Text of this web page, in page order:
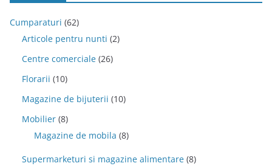
Cumparaturi (62)
Articole pentru nunti (2)
Centre comerciale (26)
Florarii (10)
Magazine de bijuterii (10)
Mobilier (8)
Magazine de mobila (8)
Supermarketuri si magazine alimentare (8)